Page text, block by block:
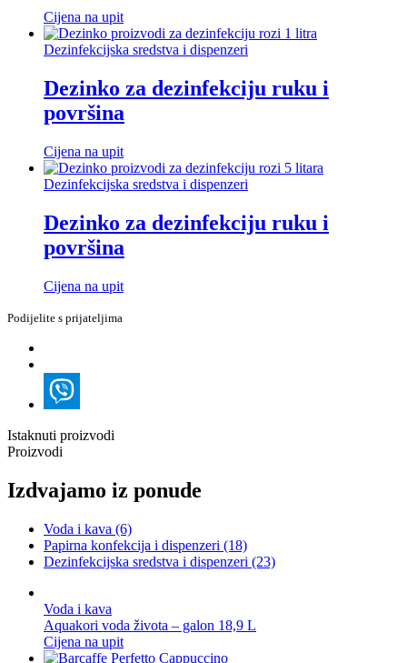
Cijena na upit
Dezinfekcijska sredstva i dispenzeri
Dezinko za dezinfekciju ruku i
površina
Cijena na upit
Dezinfekcijska sredstva i dispenzeri
Dezinko za dezinfekciju ruku i
površina
Cijena na upit
Podijelite s prijateljima
Istaknuti proizvodi
Proizvodi
Izdvajamo iz ponude
Voda i kava (6)
Papirna konfekcija i dispenzeri (18)
Dezinfekcijska sredstva i dispenzeri (23)
Voda i kava
Aquakori voda života – galon 18,9 L
Cijena na upit